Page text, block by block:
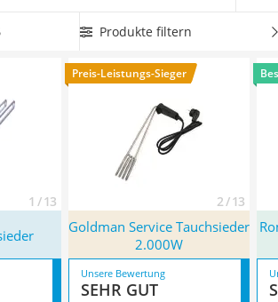
der einen Hitzeschutz und einen
Internet als sicherheitsrelevante
Überzeugt hat uns hier im August 2026
Hottech Tauchsieder* mit seinen
Produkte filtern
1 / 13
Preis-Leistungs-Sieger
2 / 13
Goldman Service Tauchsieder
2.000W
Unsere Bewertung
SEHR GUT